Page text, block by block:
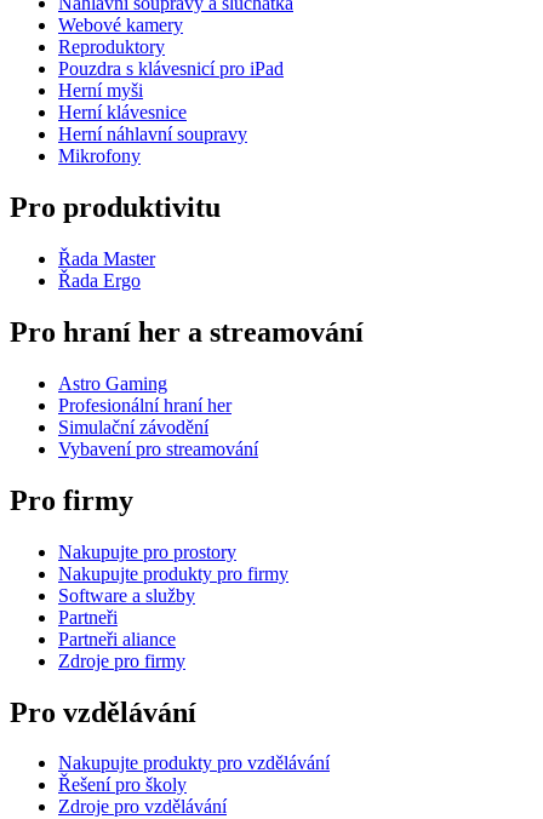
Webové kamery
Reproduktory
Pouzdra s klávesnicí pro iPad
Herní myši
Herní klávesnice
Herní náhlavní soupravy
Mikrofony
Pro produktivitu
Řada Master
Řada Ergo
Pro hraní her a streamování
Astro Gaming
Profesionální hraní her
Simulační závodění
Vybavení pro streamování
Pro firmy
Nakupujte pro prostory
Nakupujte produkty pro firmy
Software a služby
Partneři
Partneři aliance
Zdroje pro firmy
Pro vzdělávání
Nakupujte produkty pro vzdělávání
Řešení pro školy
Zdroje pro vzdělávání